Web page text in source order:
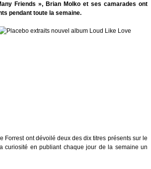
Friends », Brian Molko et ses camarades ont
pendant toute la semaine.
Forrest ont dévoilé deux des dix titres présents sur le
curiosité en publiant chaque jour de la semaine un